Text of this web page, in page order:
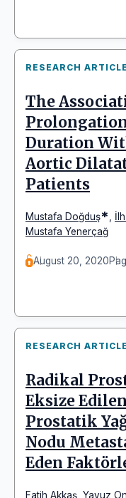
RESEARCH ARTICLE
The
Duration
Aortic
Patients
Mustafa Doğduş*
Mustafa Yenerçağ
August 20, 2020
RESEARCH ARTICLE
Radikal
Eksize
Prostatik
Nodu
Eden
Fatih Akkaş Yavuz